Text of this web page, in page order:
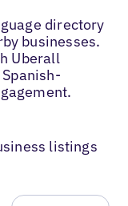
directory
businesses.
Uberall
listings